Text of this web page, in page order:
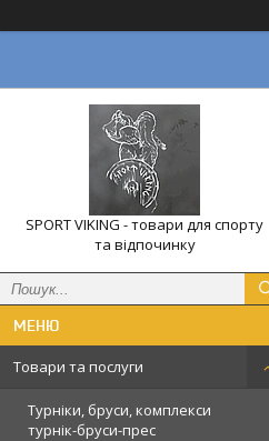
SPORT VIKING - товари для спорту
та відпочинку
Товари та послуги
Турніки, бруси, комплекси
турнік-бруси-прес